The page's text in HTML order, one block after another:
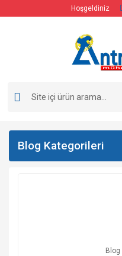
Hoşgeldiniz
Blog Kategorileri
Blog